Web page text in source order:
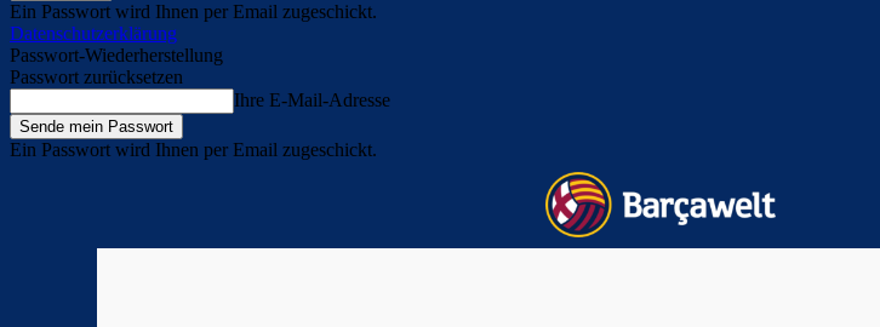
Ein Passwort wird Ihnen per Email zugeschickt.
Datenschutzerklärung
Passwort-Wiederherstellung
Passwort zurücksetzen
Ihre E-Mail-Adresse
Ein Passwort wird Ihnen per Email zugeschickt.